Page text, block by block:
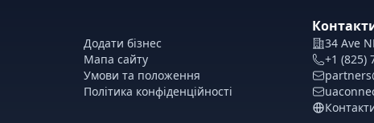
Додати бізнес
Мапа сайту
Умови та положення
Політика конфіденційності
34 Ave
+1 (825)